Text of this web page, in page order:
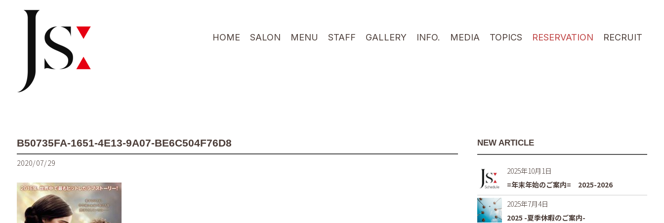
HOME SALON MENU STAFF GALLERY INFO. MEDIA TOPICS RESERVATION RECRUIT
B50735FA-1651-4E13-9A07-BE6C504F76D8
2020/07/29
NEW ARTICLE
2025年10月1日
=年末年始のご案内= 2025-2026
2025年7月4日
2025 -夏季休暇のご案内-